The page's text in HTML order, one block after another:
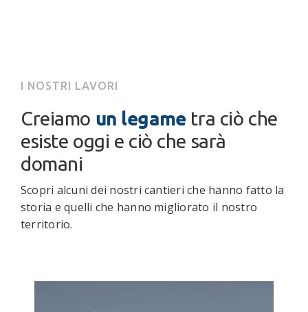
I NOSTRI LAVORI
Creiamo un legame tra ciò che
esiste oggi e ciò che sarà
domani
Scopri alcuni dei nostri cantieri che hanno fatto la
storia e quelli che hanno migliorato il nostro
territorio.